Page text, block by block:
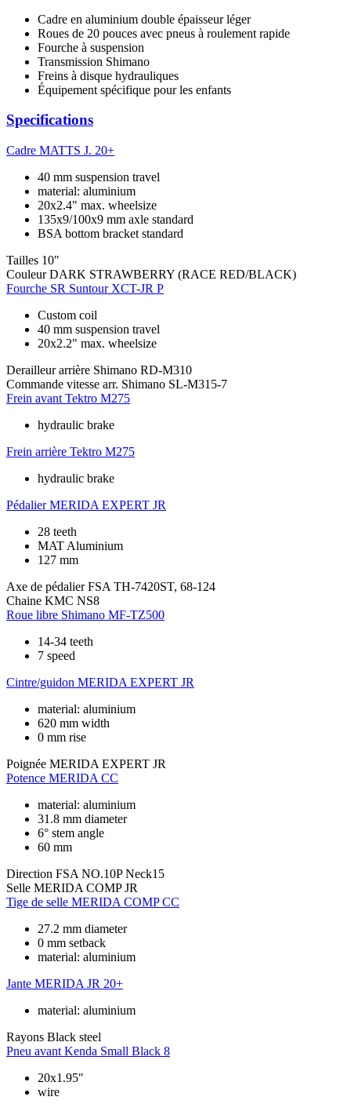
Cadre en aluminium double épaisseur léger
Roues de 20 pouces avec pneus à roulement rapide
Fourche à suspension
Transmission Shimano
Freins à disque hydrauliques
Équipement spécifique pour les enfants
Specifications
Cadre MATTS J. 20+
40 mm suspension travel
material: aluminium
20x2.4" max. wheelsize
135x9/100x9 mm axle standard
BSA bottom bracket standard
Tailles 10"
Couleur DARK STRAWBERRY (RACE RED/BLACK)
Fourche SR Suntour XCT-JR P
Custom coil
40 mm suspension travel
20x2.2" max. wheelsize
Derailleur arrière Shimano RD-M310
Commande vitesse arr. Shimano SL-M315-7
Frein avant Tektro M275
hydraulic brake
Frein arrière Tektro M275
hydraulic brake
Pédalier MERIDA EXPERT JR
28 teeth
MAT Aluminium
127 mm
Axe de pédalier FSA TH-7420ST, 68-124
Chaine KMC NS8
Roue libre Shimano MF-TZ500
14-34 teeth
7 speed
Cintre/guidon MERIDA EXPERT JR
material: aluminium
620 mm width
0 mm rise
Poignée MERIDA EXPERT JR
Potence MERIDA CC
material: aluminium
31.8 mm diameter
6° stem angle
60 mm
Direction FSA NO.10P Neck15
Selle MERIDA COMP JR
Tige de selle MERIDA COMP CC
27.2 mm diameter
0 mm setback
material: aluminium
Jante MERIDA JR 20+
material: aluminium
Rayons Black steel
Pneu avant Kenda Small Black 8
20x1.95"
wire